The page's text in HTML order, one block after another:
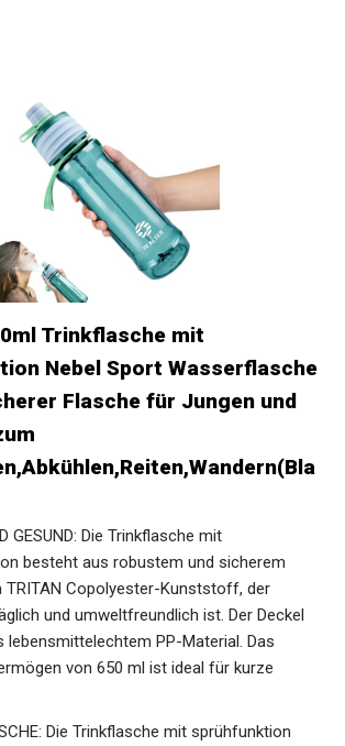
Trinkflasche mit
Nebel Sport Wasserflasche
Flasche für Jungen und
GESUND: Die Trinkflasche mit
besteht aus robustem und sicherem
TRITAN Copolyester-Kunststoff, der
und umweltfreundlich ist. Der Deckel
lebensmittelechtem PP-Material. Das
von 650 ml ist ideal für kurze
Die Trinkflasche mit sprühfunktion